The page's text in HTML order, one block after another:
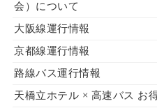
会）について
大阪線運行情報
京都線運行情報
路線バス運行情報
天橋立ホテル × 高速バス お